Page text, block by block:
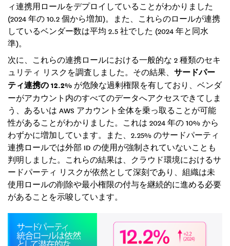
ィ連携用ロールをデプロイしていることがわかりました
(2024 年の 10.2 個から増加)。また、これらのロールが連携
しているベンダー数は平均 2.5 社でした (2024 年と同水
準)。
次に、これらの連携ロールにおける一般的な 2 種類のセキ
ュリティ リスクを調査しました。その結果、 サードパー
ティ連携の 12.2% が危険な過剰権限を有しており、ベンダ
ーがアカウント内のすべてのデータへアクセスできてしま
う、あるいは AWS アカウント全体を乗っ取ることが可能
性があることがわかりました。これは 2024 年の 10% から
わずかに増加しています。また、2.25% のサードパーティ
連携ロールでは外部 ID の使用が強制されていないことも
判明しました。これらの結果は、クラウド環境におけるサ
ードパーティ リスクが依然として深刻であり、組織は未
使用ロールの削除や最小権限の付与を継続的に進める必要
があることを示唆しています。